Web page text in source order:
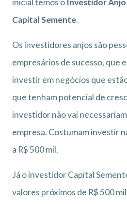
inicial temos o Investidor Anjo
Capital Semente.
Os investidores anjos são
empresários de sucesso, que
investir em negócios que
que tenham potencial de
investidor não vai
empresa. Costumam investir
a R$ 500 mil.
Já o investidor Capital
valores próximos de R$ 500